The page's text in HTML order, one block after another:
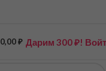
0,00₽ Дарим 300 ₽!